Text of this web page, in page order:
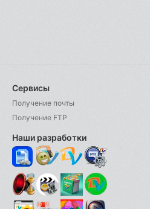
Сервисы
Получение почты
Получение FTP
Наши разработки